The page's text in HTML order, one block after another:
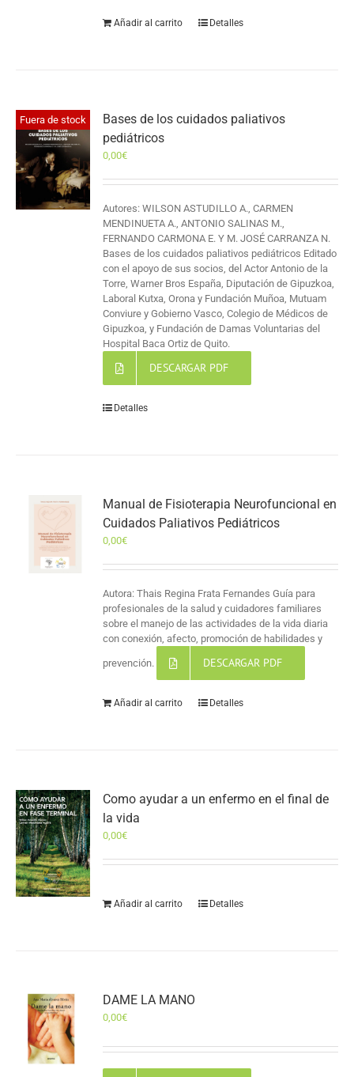
Añadir al carrito Detalles
Fuera de stock
Bases de los cuidados paliativos
pediátricos
0,00€
Autores: WILSON ASTUDILLO A., CARMEN
MENDINUETA A., ANTONIO SALINAS M.,
FERNANDO CARMONA E. Y M. JOSÉ CARRANZA N.
Bases de los cuidados paliativos pediátricos Editado
con el apoyo de sus socios, del Actor Antonio de la
Torre, Warner Bros España, Diputación de Gipuzkoa,
Laboral Kutxa, Orona y Fundación Muñoa, Mutuam
Conviure y Gobierno Vasco, Colegio de Médicos de
Gipuzkoa, y Fundación de Damas Voluntarias del
Hospital Baca Ortiz de Quito.
DESCARGAR PDF
Detalles
Manual de Fisioterapia Neurofuncional en
Cuidados Paliativos Pediátricos
0,00€
Autora: Thais Regina Frata Fernandes Guía para
profesionales de la salud y cuidadores familiares
sobre el manejo de las actividades de la vida diaria
con conexión, afecto, promoción de habilidades y
prevención. DESCARGAR PDF
Añadir al carrito Detalles
Como ayudar a un enfermo en el final de
la vida
0,00€
Añadir al carrito Detalles
DAME LA MANO
0,00€